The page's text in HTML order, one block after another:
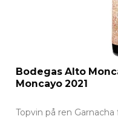
Bodegas Alto
Moncayo 2021
Topvin på ren Garnacha